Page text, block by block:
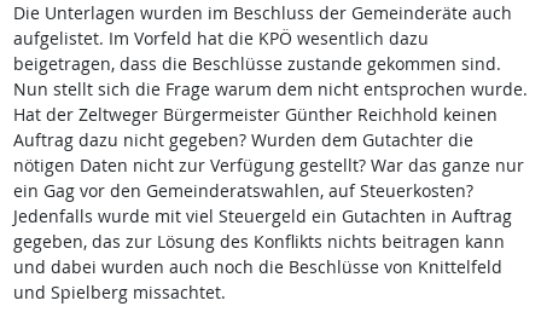
Die Unterlagen wurden im Beschluss der Gemeinderäte auch
aufgelistet. Im Vorfeld hat die KPÖ wesentlich dazu
beigetragen, dass die Beschlüsse zustande gekommen sind.
Nun stellt sich die Frage warum dem nicht entsprochen wurde.
Hat der Zeltweger Bürgermeister Günther Reichhold keinen
Auftrag dazu nicht gegeben? Wurden dem Gutachter die
nötigen Daten nicht zur Verfügung gestellt? War das ganze nur
ein Gag vor den Gemeinderatswahlen, auf Steuerkosten?
Jedenfalls wurde mit viel Steuergeld ein Gutachten in Auftrag
gegeben, das zur Lösung des Konflikts nichts beitragen kann
und dabei wurden auch noch die Beschlüsse von Knittelfeld
und Spielberg missachtet.